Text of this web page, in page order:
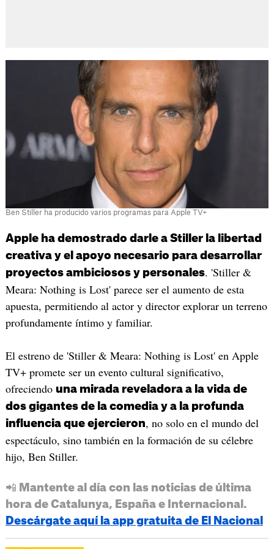
Ben Stiller ha producido varios programas para Apple TV+
Apple ha demostrado darle a Stiller la libertad
creativa y el apoyo necesario para desarrollar
proyectos ambiciosos y personales. 'Stiller &
Meara: Nothing is Lost' parece ser el aumento de esta
apuesta, permitiendo al actor y director explorar un terreno
profundamente íntimo y familiar.
El estreno de 'Stiller & Meara: Nothing is Lost' en Apple
TV+ promete ser un evento cultural significativo,
ofreciendo una mirada reveladora a la vida de
dos gigantes de la comedia y a la profunda
influencia que ejercieron, no solo en el mundo del
espectáculo, sino también en la formación de su célebre
hijo, Ben Stiller.
📲 Mantente al día con las noticias de última
hora de Catalunya, España e Internacional.
Descárgate aquí la app gratuita de El Nacional